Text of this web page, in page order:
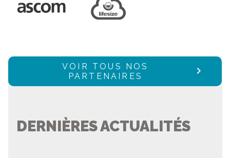
VOIR TOUS NOS
PARTENAIRES
DERNIÈRES ACTUALITÉS